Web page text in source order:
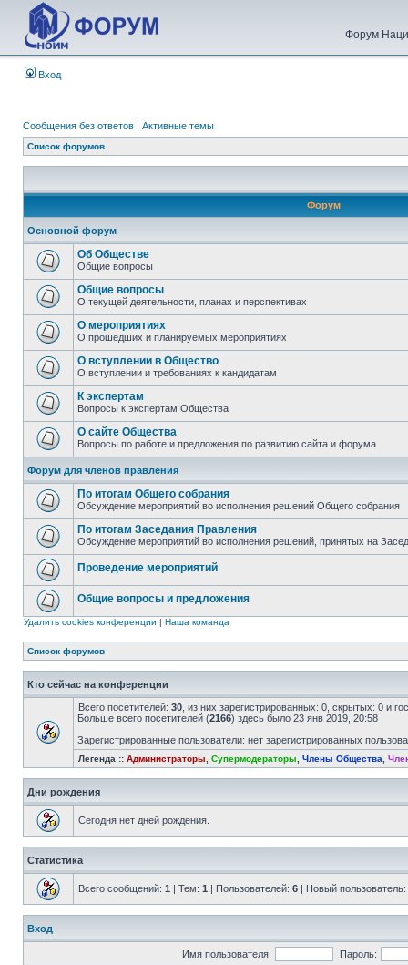
Форум
Вход
Сообщения без ответов | Активные темы
Список форумов
Форум
Основной форум
Об Обществе
Общие вопросы
Общие вопросы
О текущей деятельности, планах и перспективах
О мероприятиях
О прошедших и планируемых мероприятиях
О вступлении в Общество
О вступлении и требованиях к кандидатам
К экспертам
Вопросы к экспертам Общества
О сайте Общества
Вопросы по работе и предложения по развитию сайта и форума
Форум для членов правления
По итогам Общего собрания
Обсуждение мероприятий во исполнения решений Общего собрания
По итогам Заседания Правления
Обсуждение мероприятий во исполнения решений, принятых на
Проведение мероприятий
Общие вопросы и предложения
Удалить cookies конференции | Наша команда
Список форумов
Кто сейчас на конференции
Всего посетителей: 30 , из них зарегистрированных: 0, скрытых: 0 и
Больше всего посетителей (2166) здесь было 23 янв 2019, 20:58
Зарегистрированные пользователи: нет зарегистрированных
Легенда :: Администраторы Супермодераторы Члены Общества
Дни рождения
Сегодня нет дней рождения.
Статистика
Всего сообщений: 1 | Тем: 1 | Пользователей: 6 | Новый пользователь:
Вход
Имя пользователя: Пароль: